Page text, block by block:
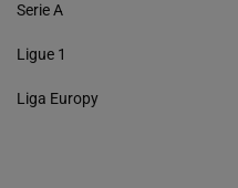
Serie A
Ligue 1
Liga Europy